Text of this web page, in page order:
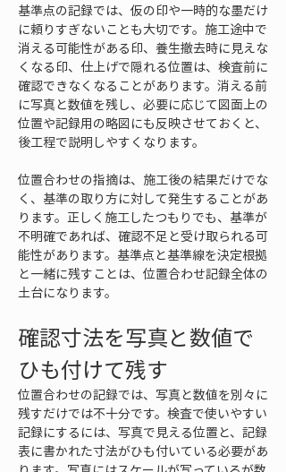
基準点の記録では、仮の印や一時的な墨だけ
に頼りすぎないことも大切です。施工途中で
消える可能性がある印、養生撤去時に見えな
くなる印、仕上げで隠れる位置は、検査前に
確認できなくなることがあります。消える前
に写真と数値を残し、必要に応じて図面上の
位置や記録用の略図にも反映させておくと、
後工程で説明しやすくなります。
位置合わせの指摘は、施工後の結果だけでな
く、基準の取り方に対して発生することがあ
ります。正しく施工したつもりでも、基準が
不明確であれば、確認不足と受け取られる可
能性があります。基準点と基準線を決定根拠
と一緒に残すことは、位置合わせ記録全体の
土台になります。
確認寸法を写真と数値で
ひも付けて残す
位置合わせの記録では、写真と数値を別々に
残すだけでは不十分です。検査で使いやすい
記録にするには、写真で見える位置と、記録
表に書かれた寸法がひも付いている必要があ